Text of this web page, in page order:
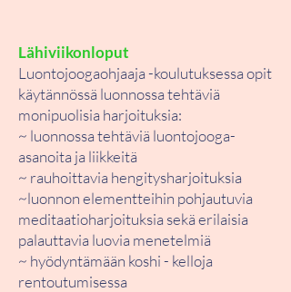
Lähiviikonloput
Luontojoogaohjaaja -koulutuksessa opit
käytännössä luonnossa tehtäviä
monipuolisia harjoituksia:
~ luonnossa tehtäviä luontojooga-
asanoita ja liikkeitä
~ rauhoittavia hengitysharjoituksia
~luonnon elementteihin pohjautuvia
meditaatioharjoituksia sekä erilaisia
palauttavia luovia menetelmiä
~ hyödyntämään koshi - kelloja
rentoutumisessa